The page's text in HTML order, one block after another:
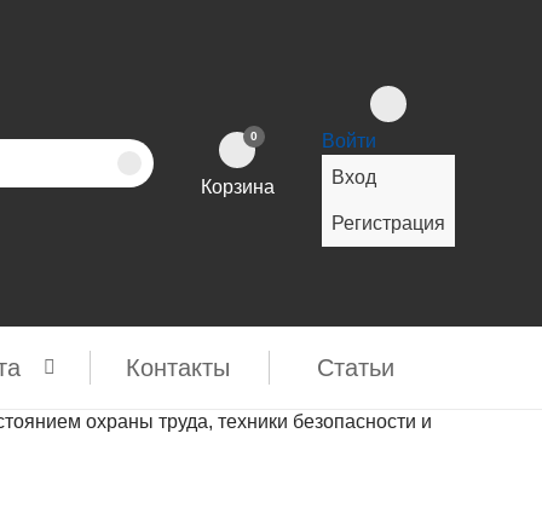
0
Корзина
Войти
Вход
Регистрация
Контакты Cтатьи
охраны труда, техники безопасности и